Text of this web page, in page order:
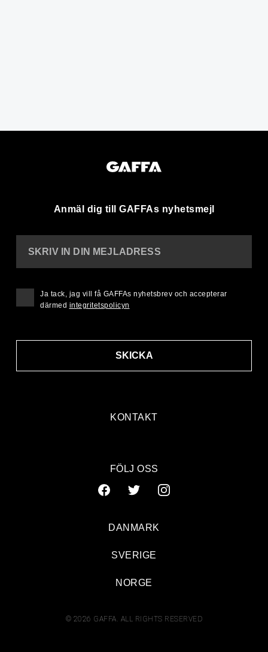
Anmäl dig till GAFFAs nyhetsmejl
KONTAKT
SKRIV IN DIN MEJLADRESS
SKICKA
Ja tack, jag vill få GAFFAs nyhetsbrev och accepterar
därmed integritetspolicyn
FÖLJ OSS
© 2026 GAFFA. ALL RIGHTS RESERVED
DANMARK
SVERIGE
NORGE